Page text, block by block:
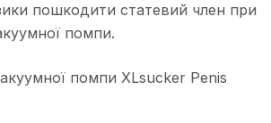
пошкодити статевий член при
помпи.
помпи XLsucker Penis